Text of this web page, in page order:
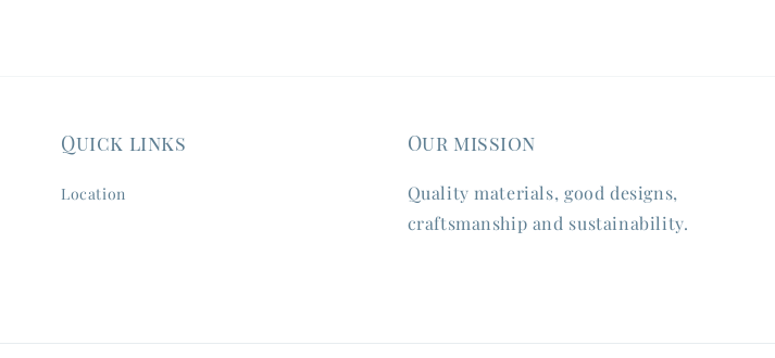
Quick links
Location
Our mission
Quality materials, good designs,
craftsmanship and sustainability.